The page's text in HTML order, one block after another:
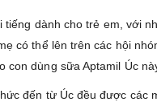
dành cho trẻ em, với
có thể lên trên các hội
con dùng sữa Aptamil Úc
đến từ Úc đều được